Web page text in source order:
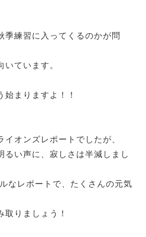
季練習に入ってくるのかが問
ています。
まりますよ！！
オンズレポートでしたが、
るい声に、寂しさは半減しまし
なレポートで、たくさんの元気
取りましょう！